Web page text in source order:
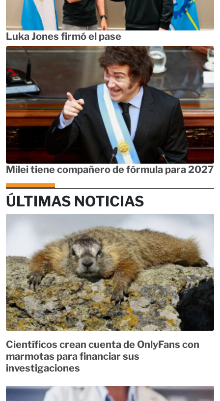
Luka Jones firmó el pase
Milei tiene compañero de fórmula para 2027
ÚLTIMAS NOTICIAS
Científicos crean cuenta de OnlyFans con
marmotas para financiar sus
investigaciones